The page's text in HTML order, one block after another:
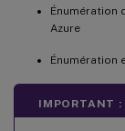
Énumération
Azure
Énumération
IMPORTANT :